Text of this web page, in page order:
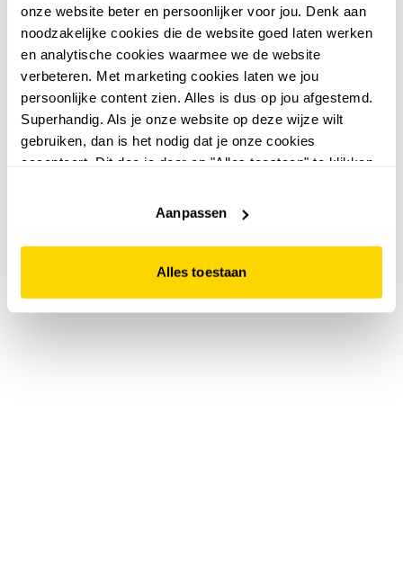
onze website beter en persoonlijker voor jou. Denk aan
noodzakelijke cookies die de website goed laten werken
en analytische cookies waarmee we de website
verbeteren. Met marketing cookies laten we jou
persoonlijke content zien. Alles is dus op jou afgestemd.
Superhandig. Als je onze website op deze wijze wilt
gebruiken, dan is het nodig dat je onze cookies
accepteert. Dit doe je door op "Alles toestaan" te klikken.
website niet optimaal functioneert.
Aanpassen
Alles toestaan